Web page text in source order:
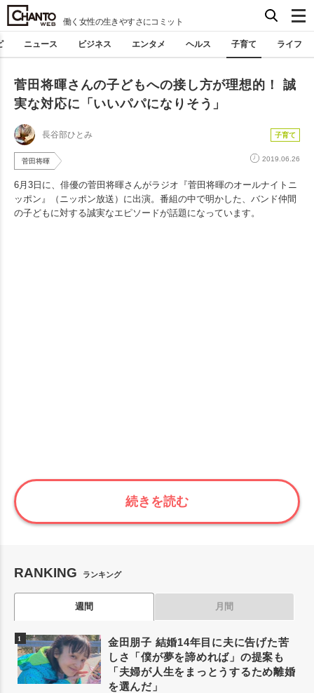
働く女性の生きやすさにコミット
ニュース ビジネス エンタメ ヘルス 子育て ライフ
菅田将暉さんの子どもへの接し方が理想的！ 誠
実な対応に「いいパパになりそう」
長谷部ひとみ 子育て
菅田将暉 2019.06.26
6月3日に、俳優の菅田将暉さんがラジオ『菅田将暉のオールナイトニ
ッポン』（ニッポン放送）に出演。番組の中で明かした、バンド仲間
の子どもに対する誠実なエピソードが話題になっています。
続きを読む
RANKING ランキング
週間 月間
金田朋子 結婚14年目に夫に告げた苦
しさ「僕が夢を諦めれば」の提案も
「夫婦が人生をまっとうするため離婚
を選んだ」